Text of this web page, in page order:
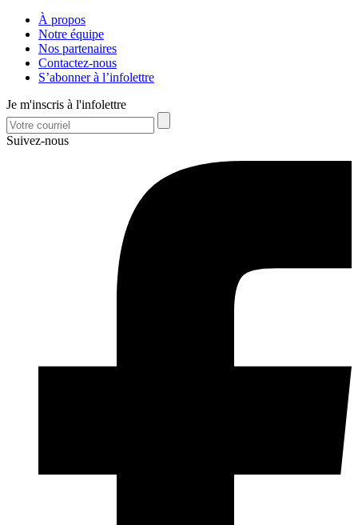
À propos
Notre équipe
Nos partenaires
Contactez-nous
S’abonner à l’infolettre
Je m'inscris à l'infolettre
Suivez-nous